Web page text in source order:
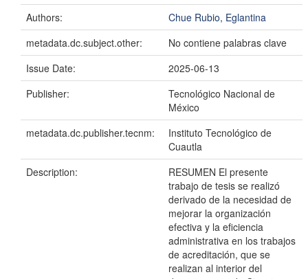
Authors:
Chue Rubio, Eglantina
metadata.dc.subject.other:
No contiene palabras clave
Issue Date:
2025-06-13
Publisher:
Tecnológico Nacional de
México
metadata.dc.publisher.tecnm:
Instituto Tecnológico de
Cuautla
Description:
RESUMEN El presente
trabajo de tesis se realizó
derivado de la necesidad de
mejorar la organización
efectiva y la eficiencia
administrativa en los trabajos
de acreditación, que se
realizan al interior del